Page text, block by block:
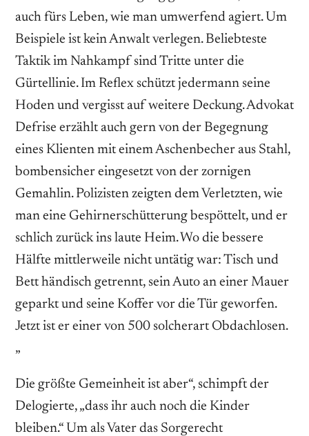
auch fürs Leben, wie man umwerfend agiert. Um
Beispiele ist kein Anwalt verlegen. Beliebteste
Taktik im Nahkampf sind Tritte unter die
Gürtellinie. Im Reflex schützt jedermann seine
Hoden und vergisst auf weitere Deckung. Advokat
Defrise erzählt auch gern von der Begegnung
eines Klienten mit einem Aschenbecher aus Stahl,
bombensicher eingesetzt von der zornigen
Gemahlin. Polizisten zeigten dem Verletzten, wie
man eine Gehirnerschütterung bespöttelt, und er
schlich zurück ins laute Heim. Wo die bessere
Hälfte mittlerweile nicht untätig war: Tisch und
Bett händisch getrennt, sein Auto an einer Mauer
geparkt und seine Koffer vor die Tür geworfen.
Jetzt ist er einer von 500 solcherart Obdachlosen.
„
Die größte Gemeinheit ist aber“, schimpft der
Delogierte, „dass ihr auch noch die Kinder
bleiben.“ Um als Vater das Sorgerecht